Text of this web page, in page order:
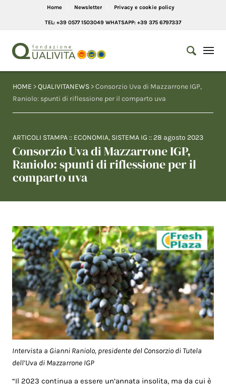
Home Newsletter Privacy e cookie policy
TEL: +39 0577 1503049 WHATSAPP: +39 375 6797337
HOME >QUALIVITANEWS > Consorzio Uva di Mazzarrone IGP,
Raniolo: spunti di riflessione per il comparto uva
ARTICOLI STAMPA :: ECONOMIA, SISTEMA IG :: 28 agosto 2023
Consorzio Uva di Mazzarrone IGP,
Raniolo: spunti di riflessione per il
comparto uva
Intervista a Gianni Raniolo, presidente del Consorzio di Tutela
dell’Uva di Mazzarrone IGP
“Il 2023 continua a essere un’annata insolita, ma da cui è